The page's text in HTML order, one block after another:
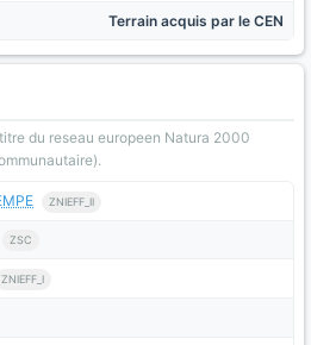
Terrain acquis par le CEN
du reseau europeen Natura 2000
ZNIEFF_II
ZSC
ZNIEFF_I